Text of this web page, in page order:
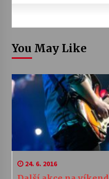
You May Like
24. 6. 2016